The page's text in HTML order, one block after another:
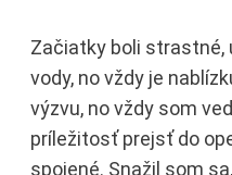
Začiatky boli strastné,
vody, no vždy je
výzvu, no vždy som
príležitosť prejsť do
spojené. Snažil som